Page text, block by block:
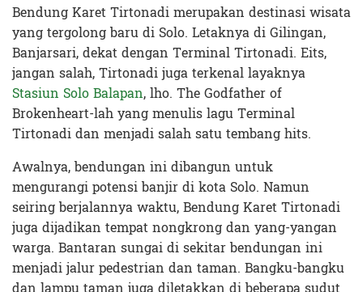
Bendung Karet Tirtonadi merupakan destinasi wisata
yang tergolong baru di Solo. Letaknya di Gilingan,
Banjarsari, dekat dengan Terminal Tirtonadi. Eits,
jangan salah, Tirtonadi juga terkenal layaknya
Stasiun Solo Balapan, lho. The Godfather of
Brokenheart-lah yang menulis lagu Terminal
Tirtonadi dan menjadi salah satu tembang hits.
Awalnya, bendungan ini dibangun untuk
mengurangi potensi banjir di kota Solo. Namun
seiring berjalannya waktu, Bendung Karet Tirtonadi
juga dijadikan tempat nongkrong dan yang-yangan
warga. Bantaran sungai di sekitar bendungan ini
menjadi jalur pedestrian dan taman. Bangku-bangku